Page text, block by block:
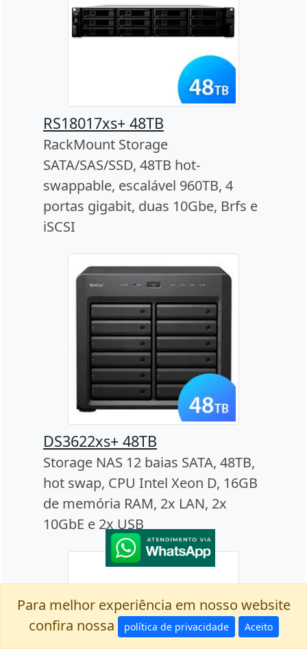
RS18017xs+ 48TB
RackMount Storage
SATA/SAS/SSD, 48TB hot-
swappable, escalável 960TB, 4
portas gigabit, duas 10Gbe, Brfs e
iSCSI
DS3622xs+ 48TB
Storage NAS 12 baias SATA, 48TB,
hot swap, CPU Intel Xeon D, 16GB
de memória RAM, 2x LAN, 2x
10GbE e 2x USB
Para melhor experiência em nosso website
confira nossa
política de privacidade Aceito